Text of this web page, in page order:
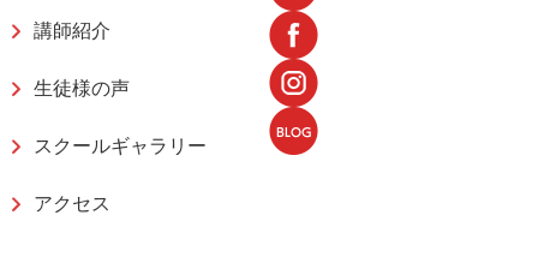
講師紹介
生徒様の声
スクールギャラリー
アクセス